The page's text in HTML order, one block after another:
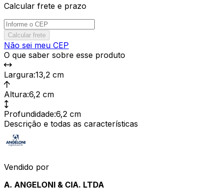
Calcular frete e prazo
Calcular frete
Não sei meu CEP
O que saber sobre esse produto
Largura:13,2 cm
Altura:6,2 cm
Profundidade:6,2 cm
Descrição e todas as características
Vendido por
A. ANGELONI & CIA. LTDA